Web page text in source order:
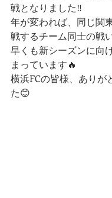
戦となりました‼️
年が変われば、同じ関
戦するチーム同士の戦い
早くも新シーズンに向
まっています🔥
横浜FCの皆様、ありが
た😊